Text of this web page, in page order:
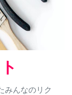
みんなのリク